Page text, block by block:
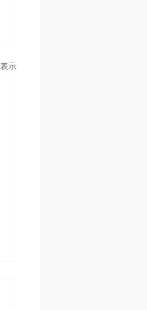
示